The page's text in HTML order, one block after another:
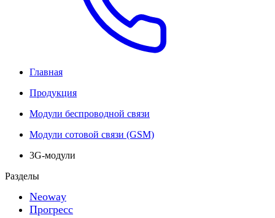
Главная
Продукция
Модули беспроводной связи
Модули сотовой связи (GSM)
3G-модули
Разделы
Neoway
Прогресс